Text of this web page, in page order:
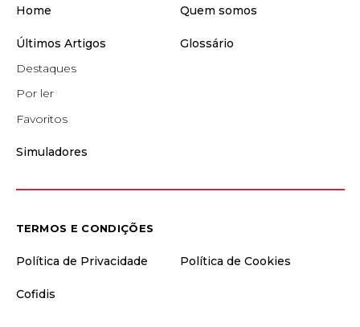
Home Quem somos
Últimos Artigos
Destaques
Por ler
Favoritos
Glossário
Simuladores
TERMOS E CONDIÇÕES
Política de Privacidade Política de Cookies
Cofidis